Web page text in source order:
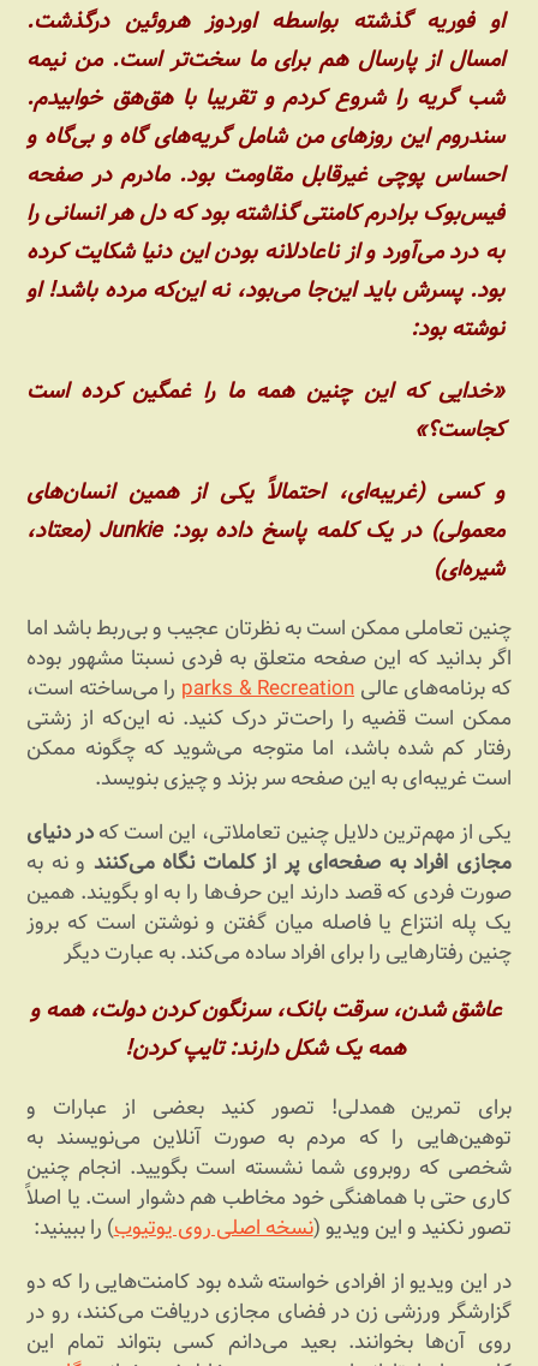
او فوریه گذشته بواسطه اوردوز هروئین درگذشت.
امسال از پارسال هم برای ما سخت‌تر است. من نیمه
شب گریه را شروع کردم و تقریبا با هق‌هق خوابیدم.
سندروم این روزهای من شامل گریه‌های گاه و بی‌گاه و
احساس پوچی غیرقابل مقاومت بود. مادرم در صفحه
فیس‌بوک برادرم کامنتی گذاشته بود که دل هر انسانی را
به درد می‌آورد و از ناعادلانه بودن این دنیا شکایت کرده
بود. پسرش باید این‌جا می‌بود، نه این‌که مرده باشد! او
نوشته بود:
«خدایی که این چنین همه ما را غمگین کرده است
کجاست؟»
و کسی (غریبه‌ای، احتمالاً یکی از همین انسان‌های
معمولی) در یک کلمه پاسخ داده بود: Junkie (معتاد،
شیره‌ای)
چنین تعاملی ممکن است به نظرتان عجیب و بی‌ربط باشد اما
اگر بدانید که این صفحه متعلق به فردی نسبتا مشهور بوده
که برنامه‌های عالی parks & Recreation را می‌ساخته است،
ممکن است قضیه را راحت‌تر درک کنید. نه این‌که از زشتی
رفتار کم شده باشد، اما متوجه می‌شوید که چگونه ممکن
است غریبه‌ای به این صفحه سر بزند و چیزی بنویسد.
یکی از مهم‌ترین دلایل چنین تعاملاتی، این است کهدر دنیای
مجازی افراد به صفحه‌ای پر از کلمات نگاه می‌کنند و نه به
صورت فردی که قصد دارند این حرف‌ها را به او بگویند. همین
یک پله انتزاع یا فاصله میان گفتن و نوشتن است که بروز
چنین رفتارهایی را برای افراد ساده می‌کند. به عبارت دیگر
عاشق شدن، سرقت بانک، سرنگون کردن دولت، همه و
همه یک شکل دارند: تایپ کردن!
برای تمرین همدلی! تصور کنید بعضی از عبارات و
توهین‌هایی را که مردم به صورت آنلاین می‌نویسند به
شخصی که روبروی شما نشسته است بگویید. انجام چنین
کاری حتی با هماهنگی خود مخاطب هم دشوار است. یا اصلاً
تصور نکنید و این ویدیو (نسخه اصلی روی یوتیوب) را ببینید:
در این ویدیو از افرادی خواسته شده بود کامنت‌هایی را که دو
گزارشگر ورزشی زن در فضای مجازی دریافت می‌کنند، رو در
روی آن‌ها بخوانند. بعید می‌دانم کسی بتواند تمام این